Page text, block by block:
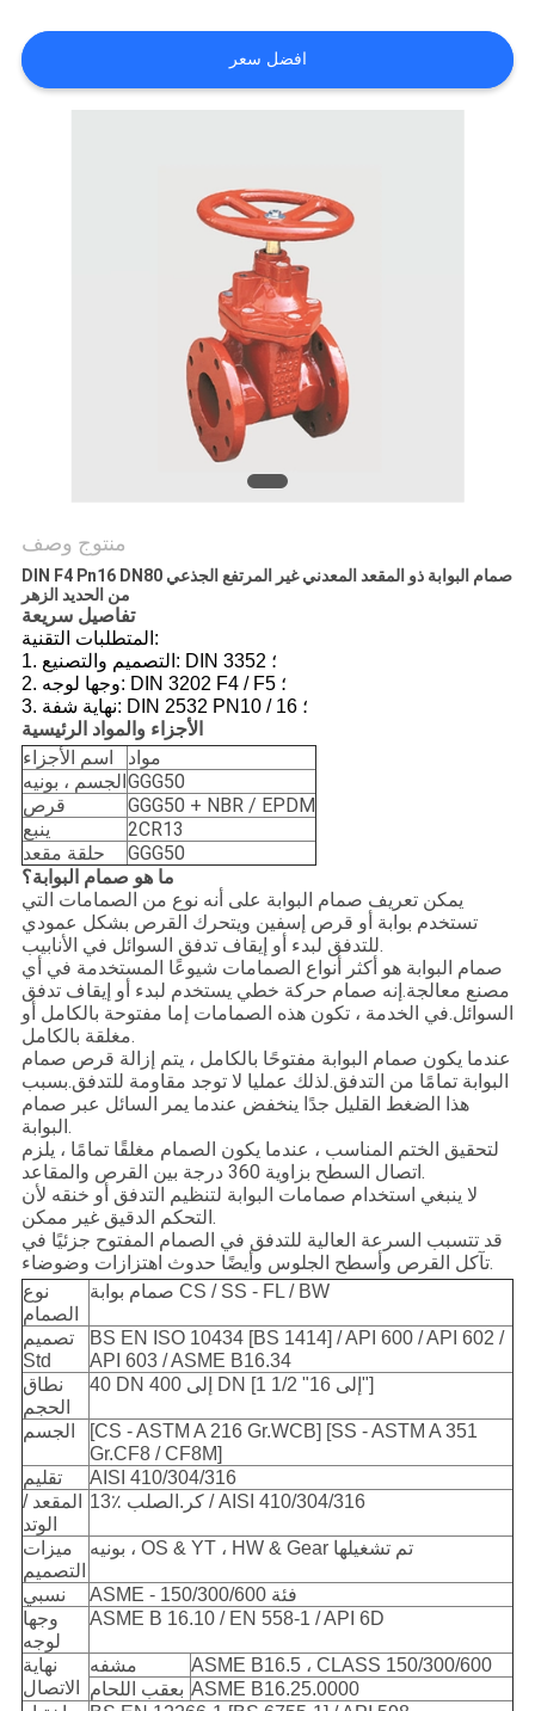
افضل سعر
منتوج وصف
DIN F4 Pn16 DN80 صمام البوابة ذو المقعد المعدني غير المرتفع الجذعي
من الحديد الزهر
تفاصيل سريعة
المتطلبات التقنية:
1. التصميم والتصنيع: DIN 3352 ؛
2. وجها لوجه: DIN 3202 F4 / F5 ؛
3. نهاية شفة: DIN 2532 PN10 / 16 ؛
الأجزاء والمواد الرئيسية
اسم الأجزاء
مواد
الجسم ، بونيه GGG50
قرص
GGG50 + NBR / EPDM
ينبع
2CR13
حلقة مقعد
GGG50
ما هو صمام البوابة؟
يمكن تعريف صمام البوابة على أنه نوع من الصمامات التي
تستخدم بوابة أو قرص إسفين ويتحرك القرص بشكل عمودي
للتدفق لبدء أو إيقاف تدفق السوائل في الأنابيب.
صمام البوابة هو أكثر أنواع الصمامات شيوعًا المستخدمة في أي
مصنع معالجة.إنه صمام حركة خطي يستخدم لبدء أو إيقاف تدفق
السوائل.في الخدمة ، تكون هذه الصمامات إما مفتوحة بالكامل أو
مغلقة بالكامل.
عندما يكون صمام البوابة مفتوحًا بالكامل ، يتم إزالة قرص صمام
البوابة تمامًا من التدفق.لذلك عمليا لا توجد مقاومة للتدفق.بسبب
هذا الضغط القليل جدًا ينخفض ​​عندما يمر السائل عبر صمام
البوابة.
لتحقيق الختم المناسب ، عندما يكون الصمام مغلقًا تمامًا ، يلزم
اتصال السطح بزاوية 360 درجة بين القرص والمقاعد.
لا ينبغي استخدام صمامات البوابة لتنظيم التدفق أو خنقه لأن
التحكم الدقيق غير ممكن.
قد تتسبب السرعة العالية للتدفق في الصمام المفتوح جزئيًا في
تآكل القرص وأسطح الجلوس وأيضًا حدوث اهتزازات وضوضاء.
نوع
الصمام
صمام بوابة CS / SS - FL / BW
تصميم
Std
BS EN ISO 10434 [BS 1414] / API 600 / API 602 /
API 603 / ASME B16.34
نطاق
الحجم
40 DN إلى 400 DN [1 1/2 "إلى 16"]
الجسم
[CS - ASTM A 216 Gr.WCB] [SS - ASTM A 351
Gr.CF8 / CF8M]
تقليم
AISI 410/304/316
المقعد /
الوتد
13٪ كر.الصلب / AISI 410/304/316
ميزات
التصميم
بونيه ، OS & YT ، HW & Gear تم تشغيلها
نسبي
ASME - فئة 150/300/600
وجها
لوجه
ASME B 16.10 / EN 558-1 / API 6D
نهاية
الاتصال
مشفه
ASME B16.5 ، CLASS 150/300/600
بعقب اللحام ASME B16.25.0000